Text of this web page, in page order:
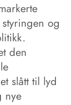
og
den
slått til lyd
nye